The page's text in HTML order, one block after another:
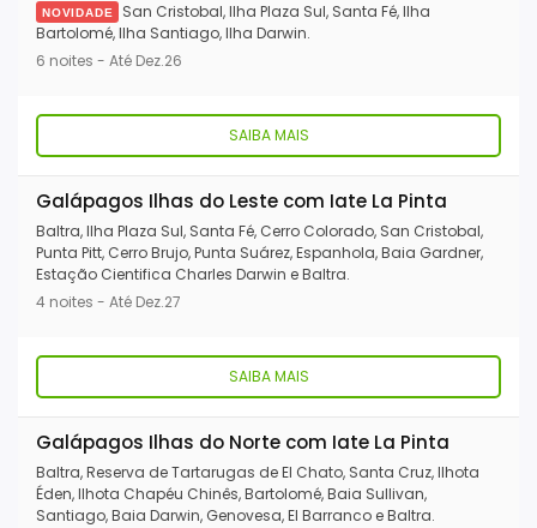
NOVIDADE
San Cristobal, Ilha Plaza Sul, Santa Fé, Ilha
Bartolomé, Ilha Santiago, Ilha Darwin.
6 noites - Até Dez.26
SAIBA MAIS
Galápagos Ilhas do Leste com Iate La Pinta
Baltra, Ilha Plaza Sul, Santa Fé, Cerro Colorado, San Cristobal,
Punta Pitt, Cerro Brujo, Punta Suárez, Espanhola, Baia Gardner,
Estação Cientifica Charles Darwin e Baltra.
4 noites - Até Dez.27
SAIBA MAIS
Galápagos Ilhas do Norte com Iate La Pinta
Baltra, Reserva de Tartarugas de El Chato, Santa Cruz, Ilhota
Éden, Ilhota Chapéu Chinês, Bartolomé, Baia Sullivan,
Santiago, Baia Darwin, Genovesa, El Barranco e Baltra.